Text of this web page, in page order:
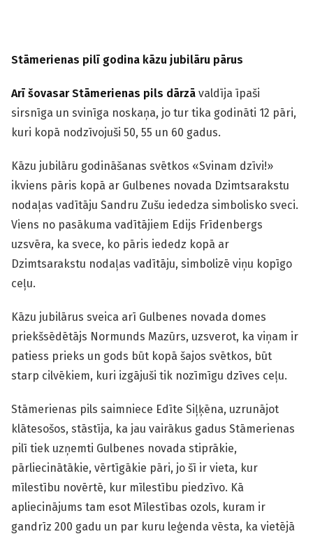
Stāmerienas pilī godina kāzu jubilāru pārus
Arī šovasar Stāmerienas pils dārzā valdīja īpaši
sirsnīga un svinīga noskaņa, jo tur tika godināti 12 pāri,
kuri kopā nodzīvojuši 50, 55 un 60 gadus.
Kāzu jubilāru godināšanas svētkos «Svinam dzīvi!»
ikviens pāris kopā ar Gulbenes novada Dzimtsarakstu
nodaļas vadītāju Sandru Zušu iededza simbolisko sveci.
Viens no pasākuma vadītājiem Edijs Frīdenbergs
uzsvēra, ka svece, ko pāris iededz kopā ar
Dzimtsarakstu nodaļas vadītāju, simbolizē viņu kopīgo
ceļu.
Kāzu jubilārus sveica arī Gulbenes novada domes
priekšsēdētājs Normunds Mazūrs, uzsverot, ka viņam ir
patiess prieks un gods būt kopā šajos svētkos, būt
starp cilvēkiem, kuri izgājuši tik nozīmīgu dzīves ceļu.
Stāmerienas pils saimniece Edīte Siļķēna, uzrunājot
klātesošos, stāstīja, ka jau vairākus gadus Stāmerienas
pilī tiek uzņemti Gulbenes novada stiprākie,
pārliecinātākie, vērtīgākie pāri, jo šī ir vieta, kur
mīlestību novērtē, kur mīlestību piedzīvo. Kā
apliecinājums tam esot Mīlestības ozols, kuram ir
gandrīz 200 gadu un par kuru leģenda vēsta, ka vietējā